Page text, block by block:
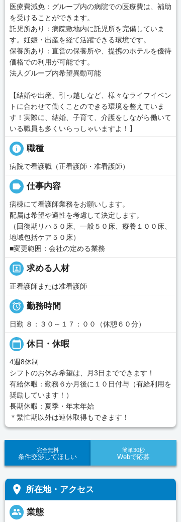
医療費減免：グループ内の病院での医療費は、補助
を受けることができます。
託児所あり：病院敷地内に託児所を完備していま
す。妊娠・出産を経て活躍できる環境です。
保養所あり：直営の保養所や、提携のホテルを優待
価格での利用が可能です。
法人グループ内希望異動可能
【結婚や出産、引っ越しなど、様々なライフイベン
トに合わせて働くことのできる環境を整えていま
す！実際に、結婚、子育て、介護をしながら働いて
いる職員も多くいらっしゃいますよ！】
info 職種
病院で看護職（正看護師・准看護師）
label 仕事内容
病棟にて看護師業務をお願いします。
配属は希望や適性を考慮して決定します。
（回復期リハ５０床、一般５０床、療養１００床、
地域包括ケア５０床）
■変更範囲：会社の定める業務
portrait 求める人材
正看護師または准看護師
 勤務時間
日勤 ８：３０～１７：００（休憩６０分）
calendar_today 休日・休暇
4週8休制
シフトのお休み希望は、月3日までできます！
有給休暇：勤務６か月後に１０日付与（有給利用を
奨励しています！）
長期休暇：夏季・年末年始
＊繁忙期以外は連休取得もできます！
完全無料
条件交渉してほしい
簡単30秒
Webで応募
place 所在地・アクセス
people 業態